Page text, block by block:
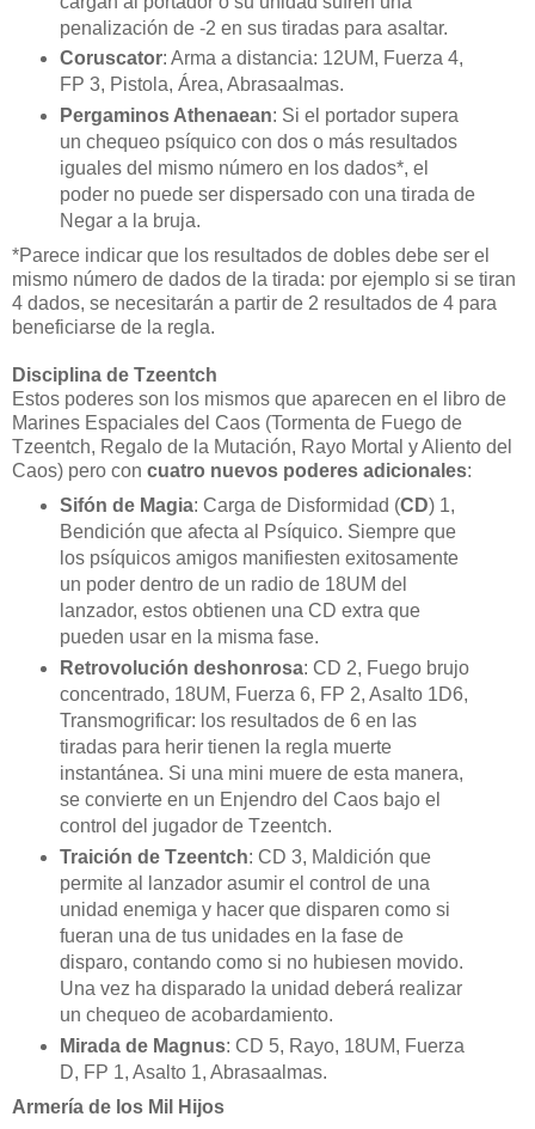
penalización de -2 en sus tiradas para asaltar.
Coruscator: Arma a distancia: 12UM, Fuerza 4,
FP 3, Pistola, Área, Abrasaalmas.
Pergaminos Athenaean: Si el portador supera
un chequeo psíquico con dos o más resultados
iguales del mismo número en los dados*, el
poder no puede ser dispersado con una tirada de
Negar a la bruja.
*Parece indicar que los resultados de dobles debe ser el
mismo número de dados de la tirada: por ejemplo si se tiran
4 dados, se necesitarán a partir de 2 resultados de 4 para
beneficiarse de la regla.
Disciplina de Tzeentch
Estos poderes son los mismos que aparecen en el libro de
Marines Espaciales del Caos (Tormenta de Fuego de
Tzeentch, Regalo de la Mutación, Rayo Mortal y Aliento del
Caos) pero con cuatro nuevos poderes adicionales:
Sifón de Magia: Carga de Disformidad (CD) 1,
Bendición que afecta al Psíquico. Siempre que
los psíquicos amigos manifiesten exitosamente
un poder dentro de un radio de 18UM del
lanzador, estos obtienen una CD extra que
pueden usar en la misma fase.
Retrovolución deshonrosa: CD 2, Fuego brujo
concentrado, 18UM, Fuerza 6, FP 2, Asalto 1D6,
Transmogrificar: los resultados de 6 en las
tiradas para herir tienen la regla muerte
instantánea. Si una mini muere de esta manera,
se convierte en un Enjendro del Caos bajo el
control del jugador de Tzeentch.
Traición de Tzeentch: CD 3, Maldición que
permite al lanzador asumir el control de una
unidad enemiga y hacer que disparen como si
fueran una de tus unidades en la fase de
disparo, contando como si no hubiesen movido.
Una vez ha disparado la unidad deberá realizar
un chequeo de acobardamiento.
Mirada de Magnus: CD 5, Rayo, 18UM, Fuerza
D, FP 1, Asalto 1, Abrasaalmas.
Armería de los Mil Hijos